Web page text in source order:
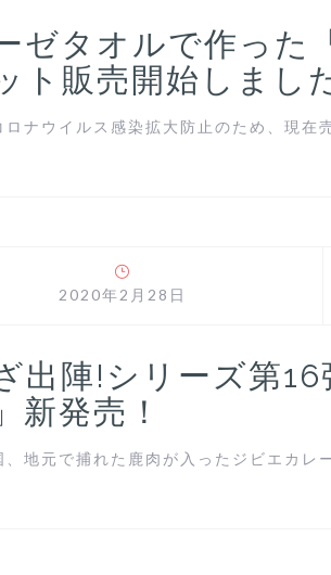
ゼタオルで作った
ト販売開始しまし
ロナウイルス感染拡大防止のため、現在
2020年2月28日
出陣!シリーズ第
新発売！
、地元で捕れた鹿肉が入ったジビエカレ